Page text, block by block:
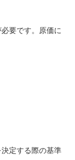
要です。原価に
定する際の基準